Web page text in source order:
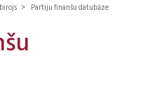
birojs > Partiju finanšu datubāze